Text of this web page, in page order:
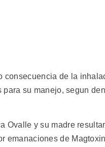
consecuencia de la
su manejo, segun
Ovalle y su madre
emanaciones de